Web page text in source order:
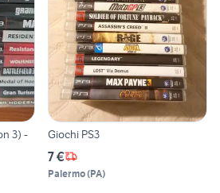
3) -
Giochi PS3
7 €
Palermo(PA)